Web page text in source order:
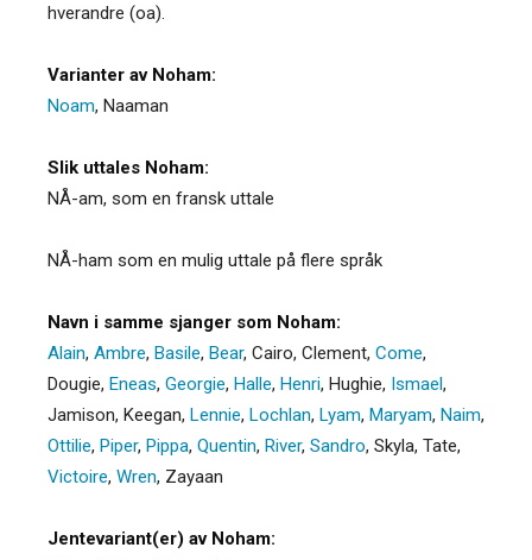
hverandre (oa).
Varianter av Noham:
Noam, Naaman
Slik uttales Noham:
NÅ-am, som en fransk uttale
NÅ-ham som en mulig uttale på flere språk
Navn i samme sjanger som Noham:
Alain, Ambre, Basile, Bear, Cairo, Clement, Come,
Dougie, Eneas, Georgie, Halle, Henri, Hughie, Ismael,
Jamison, Keegan, Lennie, Lochlan, Lyam, Maryam, Naim,
Ottilie, Piper, Pippa, Quentin, River, Sandro, Skyla, Tate,
Victoire, Wren, Zayaan
Jentevariant(er) av Noham: